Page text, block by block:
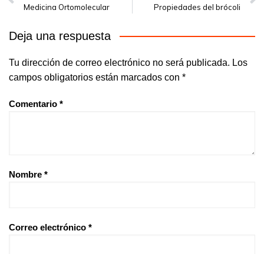
Medicina Ortomolecular Propiedades del brócoli
Deja una respuesta
Tu dirección de correo electrónico no será publicada. Los
campos obligatorios están marcados con *
Comentario *
Nombre *
Correo electrónico *